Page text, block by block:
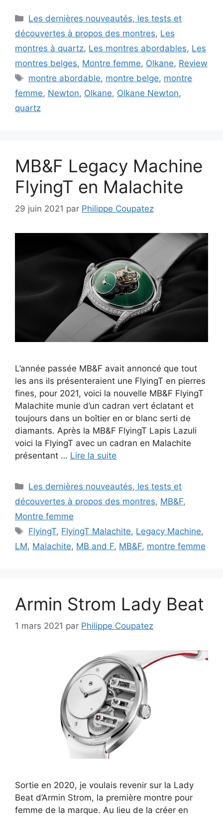
Catégories
Les dernières nouveautés, les tests et
découvertes à propos des montres, Les
montres à quartz, Les montres abordables, Les
montres belges, Montre femme, Olkane, Review
Étiquettes
montre abordable, montre belge, montre
femme, Newton, Olkane, Olkane Newton,
quartz
MB&F Legacy Machine
FlyingT en Malachite
29 juin 2021 par Philippe Coupatez
L’année passée MB&F avait annoncé que tout
les ans ils présenteraient une FlyingT en pierres
fines, pour 2021, voici la nouvelle MB&F FlyingT
Malachite munie d’un cadran vert éclatant et
toujours dans un boîtier en or blanc serti de
diamants. Après la MB&F FlyingT Lapis Lazuli
voici la FlyingT avec un cadran en Malachite
présentant … Lire la suite
Catégories
Les dernières nouveautés, les tests et
découvertes à propos des montres, MB&F,
Montre femme
Étiquettes
FlyingT, FlyingT Malachite, Legacy Machine,
LM, Malachite, MB and F, MB&F, montre femme
Armin Strom Lady Beat
1 mars 2021 par Philippe Coupatez
Sortie en 2020, je voulais revenir sur la Lady
Beat d’Armin Strom, la première montre pour
femme de la marque. Au lieu de la créer en